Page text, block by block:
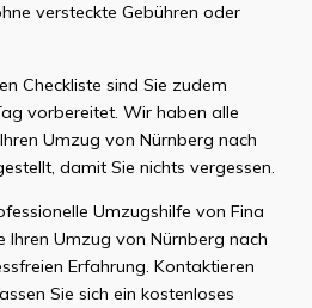
versteckte Gebühren oder
Checkliste sind Sie zudem
vorbereitet. Wir haben alle
Umzug von Nürnberg nach
damit Sie nichts vergessen.
Umzugshilfe von Fina
Ihren Umzug von Nürnberg nach
Erfahrung. Kontaktieren
Sie sich ein kostenloses